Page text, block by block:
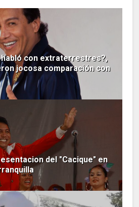
habló con extraterrestres?,
jocosa comparación con
del "Cacique" en